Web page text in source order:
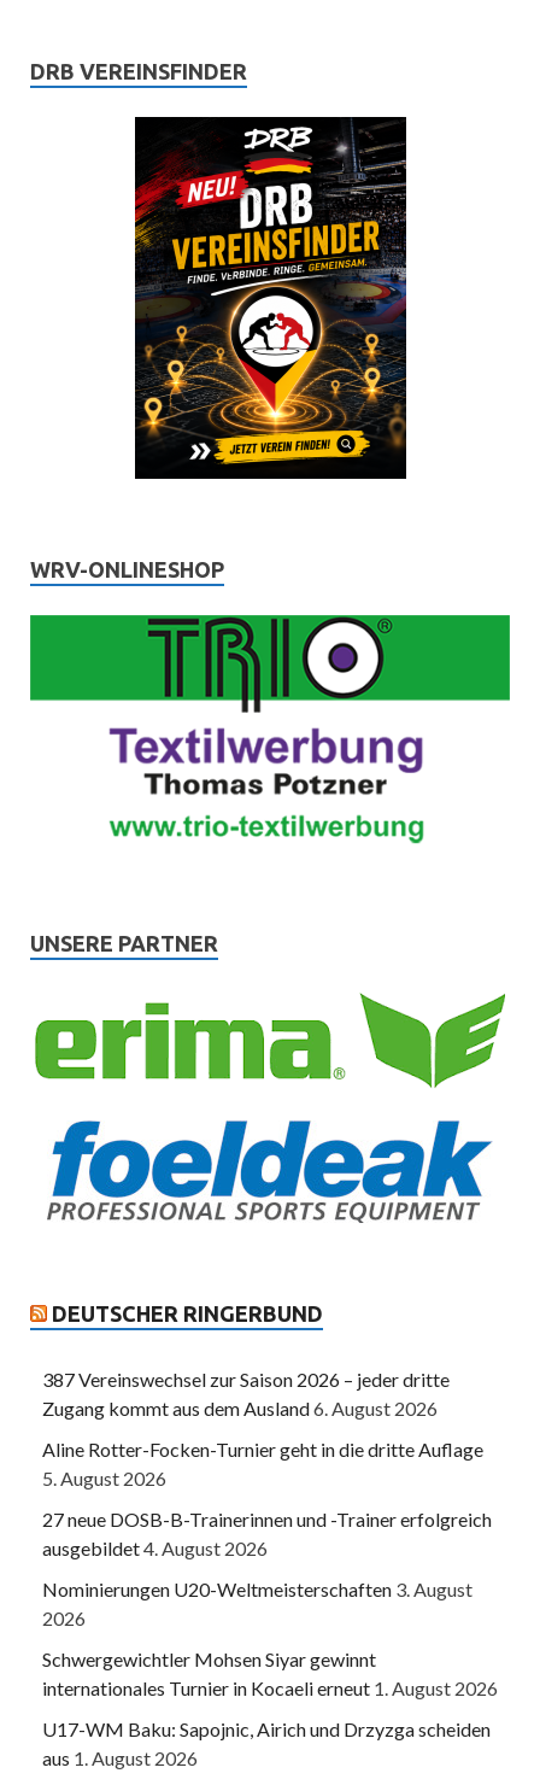
DRB VEREINSFINDER
WRV-ONLINESHOP
UNSERE PARTNER
DEUTSCHER RINGERBUND
387 Vereinswechsel zur Saison 2026 – jeder dritte
Zugang kommt aus dem Ausland6. August 2026
Aline Rotter-Focken-Turnier geht in die dritte Auflage
5. August 2026
27 neue DOSB-B-Trainerinnen und -Trainer erfolgreich
ausgebildet4. August 2026
Nominierungen U20-Weltmeisterschaften 3. August
2026
Schwergewichtler Mohsen Siyar gewinnt
internationales Turnier in Kocaeli erneut 1. August 2026
U17-WM Baku: Sapojnic, Airich und Drzyzga scheiden
aus 1. August 2026